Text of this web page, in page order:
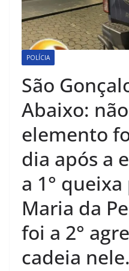
POLÍCIA
São
Abaixo:
elemento
dia após a
a 1°
Maria da
foi a 2°
cadeia nele.